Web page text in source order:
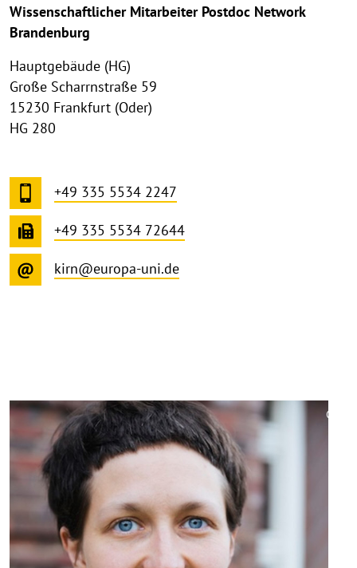
Wissenschaftlicher Mitarbeiter Postdoc Network
Brandenburg
Hauptgebäude (HG)
Große Scharrnstraße 59
15230 Frankfurt (Oder)
HG 280
+49 335 5534 2247
+49 335 5534 72644
kirn@europa-uni.de
©